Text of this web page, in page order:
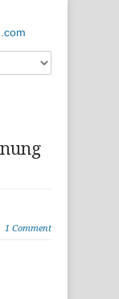
1 Comment